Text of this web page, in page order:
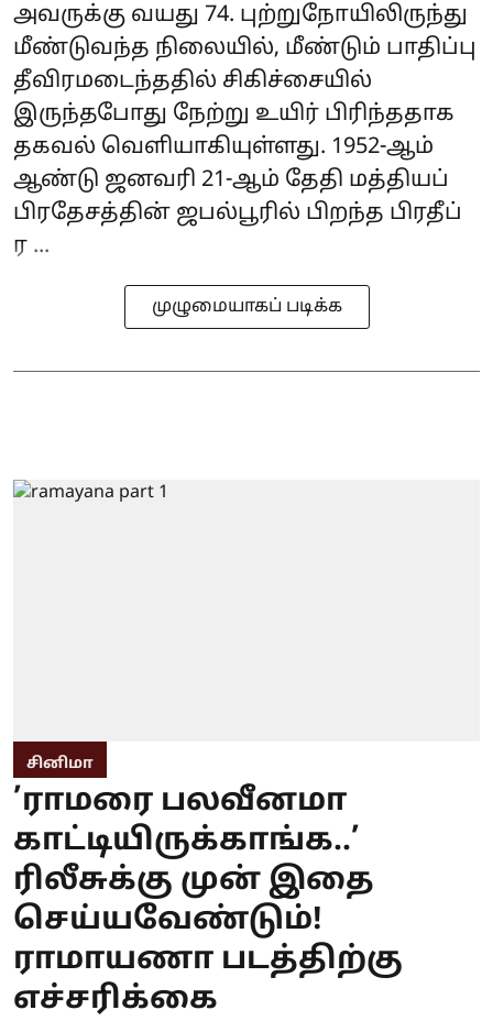
அவருக்கு வயது 74. புற்றுநோயிலிருந்து
மீண்டுவந்த நிலையில், மீண்டும் பாதிப்பு
தீவிரமடைந்ததில் சிகிச்சையில்
இருந்தபோது நேற்று உயிர் பிரிந்ததாக
தகவல் வெளியாகியுள்ளது. 1952-ஆம்
ஆண்டு ஜனவரி 21-ஆம் தேதி மத்தியப்
பிரதேசத்தின் ஜபல்பூரில் பிறந்த பிரதீப்
ர ...
முழுமையாகப் படிக்க
சினிமா
’ராமரை பலவீனமா
காட்டியிருக்காங்க..’
ரிலீசுக்கு முன் இதை
செய்யவேண்டும்!
ராமாயணா படத்திற்கு
எச்சரிக்கை